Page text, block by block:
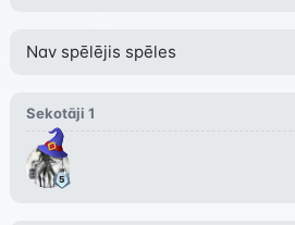
Nav spēlējis spēles
Sekotāji 1